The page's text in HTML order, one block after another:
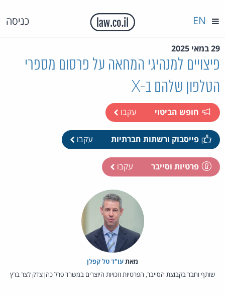
כניסה EN
29 במאי 2025
פיצויים למנהיגי המחאה על פרסום מספרי
הטלפון שלהם ב-X
חופש הביטוי עקבו
פייסבוק ורשתות חברתיות עקבו
פרטיות וסייבר עקבו
מאת‏עו"ד טל קפלן
שותף וחבר בקבוצת הסייבר, הפרטיות וזכויות היוצרים במשרד פרל כהן צדק לצר ברץ